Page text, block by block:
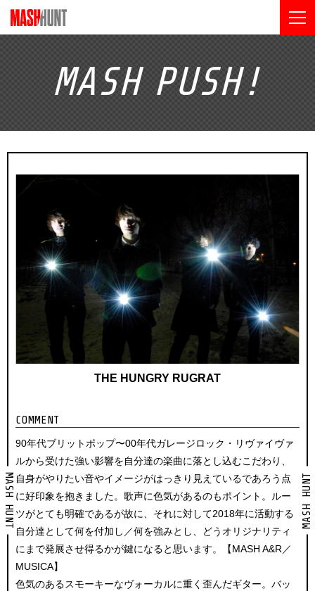
MASH PUSH!
MASH HUNT MASH HUNT
THE HUNGRY RUGRAT
COMMENT
90年代ブリットポップ〜00年代ガレージロック・リヴァイヴァ
ルから受けた強い影響を自分達の楽曲に落とし込むこだわり、
自身がやりたい音やイメージがはっきり見えているであろう点
に好印象を抱きました。歌声に色気があるのもポイント。ルー
ツがとても明確であるが故に、それに対して2018年に活動する
自分達として何を付加し／何を強みとし、どうオリジナリティ
にまで発展させ得るかが鍵になると思います。【MASH A&R／
MUSICA】
色気のあるスモーキーなヴォーカルに重く歪んだギター。バッ